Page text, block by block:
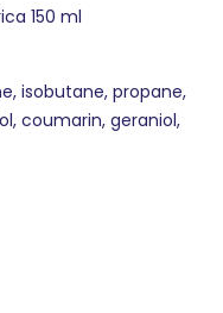
150 ml
isobutane, propane,
coumarin, geraniol,